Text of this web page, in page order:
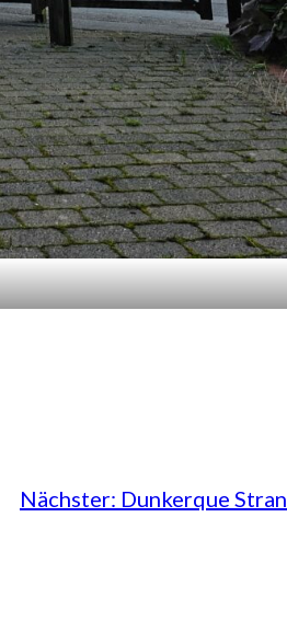
Nächster: Dunkerque